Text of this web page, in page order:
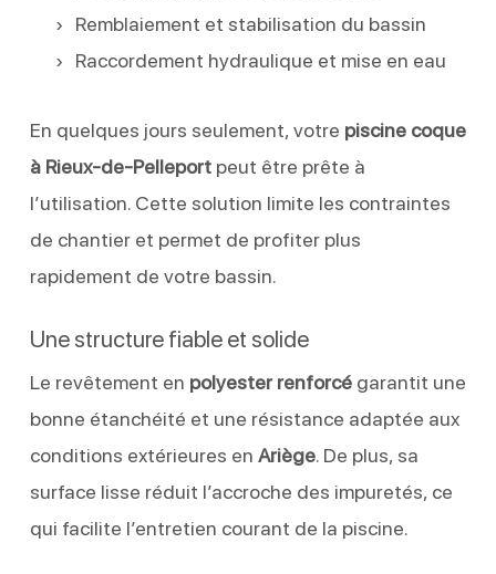
Remblaiement et stabilisation du bassin
Raccordement hydraulique et mise en eau
En quelques jours seulement, votre piscine coque
à Rieux-de-Pelleportpeut être prête à
l’utilisation. Cette solution limite les contraintes
de chantier et permet de profiter plus
rapidement de votre bassin.
Une structure fiable et solide
Le revêtement en polyester renforcégarantit une
bonne étanchéité et une résistance adaptée aux
conditions extérieures en Ariège. De plus, sa
surface lisse réduit l’accroche des impuretés, ce
qui facilite l’entretien courant de la piscine.